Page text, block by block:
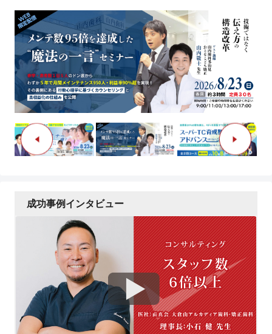
成功事例インタビュー